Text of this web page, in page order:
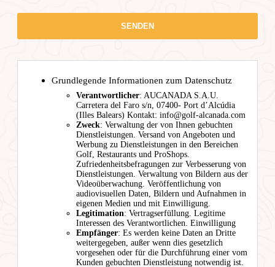
Grundlegende Informationen zum Datenschutz
Verantwortlicher: AUCANADA S.A.U.
Carretera del Faro s/n, 07400- Port d’Alcúdia
(Illes Balears) Kontakt: info@golf-alcanada.com
Zweck: Verwaltung der von Ihnen gebuchten
Dienstleistungen. Versand von Angeboten und
Werbung zu Dienstleistungen in den Bereichen
Golf, Restaurants und ProShops.
Zufriedenheitsbefragungen zur Verbesserung von
Dienstleistungen. Verwaltung von Bildern aus der
Videoüberwachung. Veröffentlichung von
audiovisuellen Daten, Bildern und Aufnahmen in
eigenen Medien und mit Einwilligung.
Legitimation: Vertragserfüllung. Legitime
Interessen des Verantwortlichen. Einwilligung
Empfänger: Es werden keine Daten an Dritte
weitergegeben, außer wenn dies gesetzlich
vorgesehen oder für die Durchführung einer vom
Kunden gebuchten Dienstleistung notwendig ist.